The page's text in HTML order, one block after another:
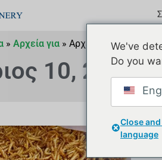
» Αρχεία για » Αρχεία για
10, 2023
We've
Do you
Close
language